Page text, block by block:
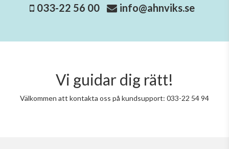
033-22 56 00 info@ahnviks.se
Vi guidar dig rätt!
Välkommen att kontakta oss på kundsupport: 033-22 54 94